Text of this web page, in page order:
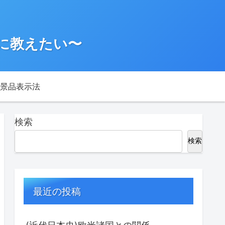
教えたい〜
景品表示法
検索
検索
最近の投稿